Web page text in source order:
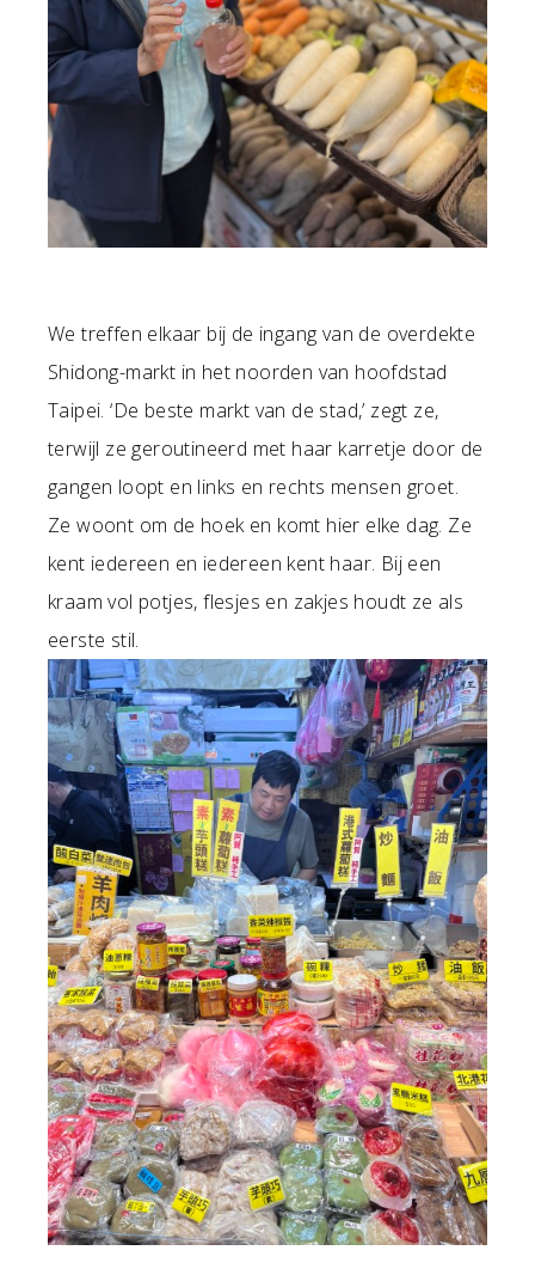
We treffen elkaar bij de ingang van de overdekte
Shidong-markt in het noorden van hoofdstad
Taipei. ‘De beste markt van de stad,’ zegt ze,
terwijl ze geroutineerd met haar karretje door de
gangen loopt en links en rechts mensen groet.
Ze woont om de hoek en komt hier elke dag. Ze
kent iedereen en iedereen kent haar. Bij een
kraam vol potjes, flesjes en zakjes houdt ze als
eerste stil.